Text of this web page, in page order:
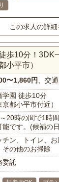
この求人の詳
歩10分！3DK
小平市）
〜1,860円 、交
学園 徒歩10分
京都小平市付近）
20時の間で1時
能です。(候補の
チン、トイレ、
その他のお掃除
委託